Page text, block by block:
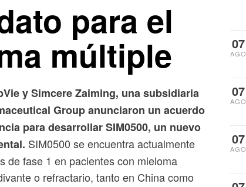
para el
múltiple
y Simcere Zaiming, una subsidiaria
Group anunciaron un acuerdo
para desarrollar SIM0500, un nuevo
SIM0500 se encuentra actualmente
de fase 1 en pacientes con mieloma
o refractario, tanto en China como
07
AGO
07
AGO
07
AGO